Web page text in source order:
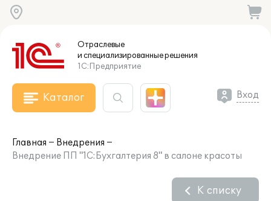
Отраслевые
и специализированныерешения
1С:Предприятие
Каталог Вход
Главная
Внедрения
Внедрение ПП "1С:Бухгалтерия 8" в салоне красоты
К списку